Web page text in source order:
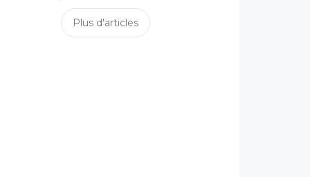
Plus d'articles